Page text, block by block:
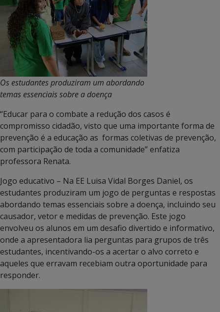
Os estudantes produziram um abordando
temas essenciais sobre a doença
“Educar para o combate a redução dos casos é
compromisso cidadão, visto que uma importante forma de
prevenção é a educação as formas coletivas de prevenção,
com participação de toda a comunidade” enfatiza
professora Renata.
Jogo educativo – Na EE Luisa Vidal Borges Daniel, os
estudantes produziram um jogo de perguntas e respostas
abordando temas essenciais sobre a doença, incluindo seu
causador, vetor e medidas de prevenção. Este jogo
envolveu os alunos em um desafio divertido e informativo,
onde a apresentadora lia perguntas para grupos de três
estudantes, incentivando-os a acertar o alvo correto e
aqueles que erravam recebiam outra oportunidade para
responder.